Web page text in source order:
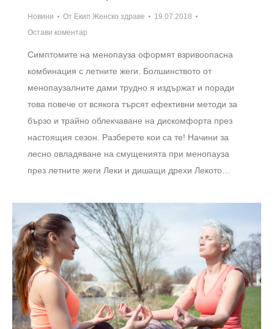
Новини От Екип Женско здраве
19.07.2018
Остави коментар
Симптомите на менопауза оформят взривоопасна
комбинация с летните жеги. Болшинството от
менопаузалните дами трудно я издържат и поради
това повече от всякога търсят ефективни методи за
бързо и трайно облекчаване на дискомфорта през
настоящия сезон. Разберете кои са те! Начини за
лесно овладяване на смущенията при менопауза
през летните жеги Леки и дишащи дрехи Лекото…